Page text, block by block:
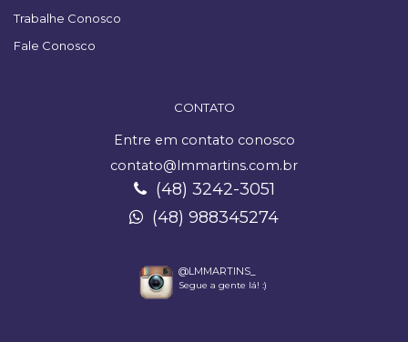
Trabalhe Conosco
Fale Conosco
CONTATO
Entre em contato conosco
contato@lmmartins.com.br
(48) 3242-3051
(48) 988345274
@LMMARTINS_
Segue a gente lá! :)